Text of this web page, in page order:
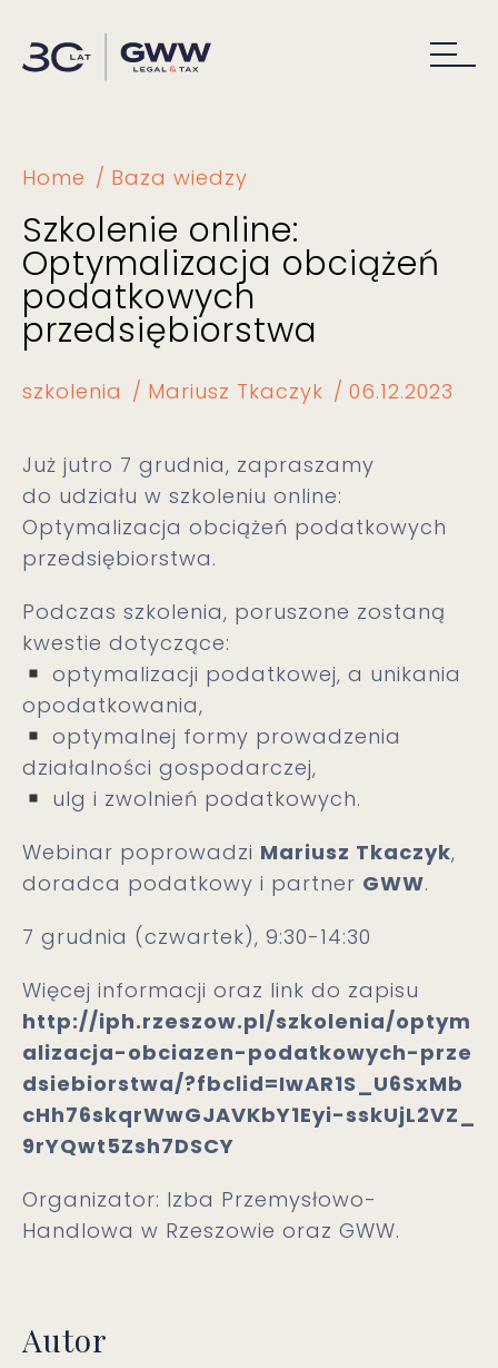
Home Baza wiedzy
Szkolenie online:
Optymalizacja obciążeń
podatkowych
przedsiębiorstwa
szkolenia Mariusz Tkaczyk 06.12.2023
Już jutro 7 grudnia, zapraszamy
do udziału w szkoleniu online:
Optymalizacja obciążeń podatkowych
przedsiębiorstwa.
Podczas szkolenia, poruszone zostaną
kwestie dotyczące:
optymalizacji podatkowej, a unikania
opodatkowania,
optymalnej formy prowadzenia
działalności gospodarczej,
ulg i zwolnień podatkowych.
Webinar poprowadzi Mariusz Tkaczyk,
doradca podatkowy i partner GWW.
7 grudnia (czwartek), 9:30-14:30
Więcej informacji oraz link do zapisu
http://iph.rzeszow.pl/szkolenia/optym
alizacja-obciazen-podatkowych-prze
dsiebiorstwa/?fbclid=IwAR1S_U6SxMb
cHh76skqrWwGJAVKbY1Eyi-sskUjL2VZ_
9rYQwt5Zsh7DSCY
Organizator: Izba Przemysłowo-
Handlowa w Rzeszowie oraz GWW.
Autor